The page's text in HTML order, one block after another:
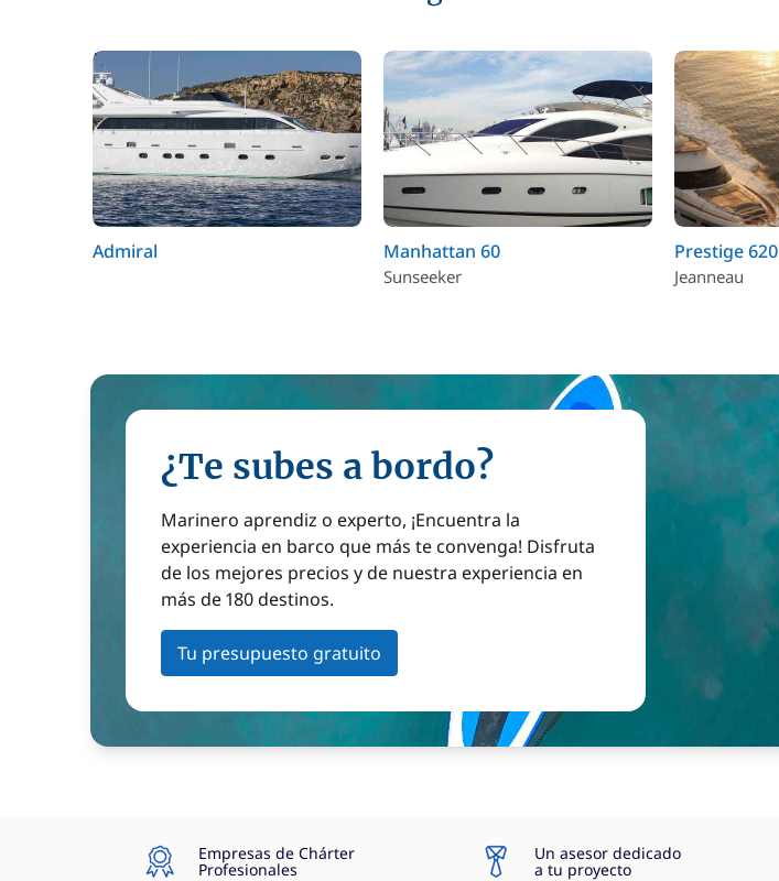
Admiral Manhattan 60
Sunseeker
Prestige 620
Jeanneau
¿Te subes a bordo?
Marinero aprendiz o experto, ¡Encuentra la
experiencia en barco que más te convenga! Disfruta
de los mejores precios y de nuestra experiencia en
más de 180 destinos.
Tu presupuesto gratuito
Empresas de Chárter
Profesionales
Un asesor dedicado
a tu proyecto